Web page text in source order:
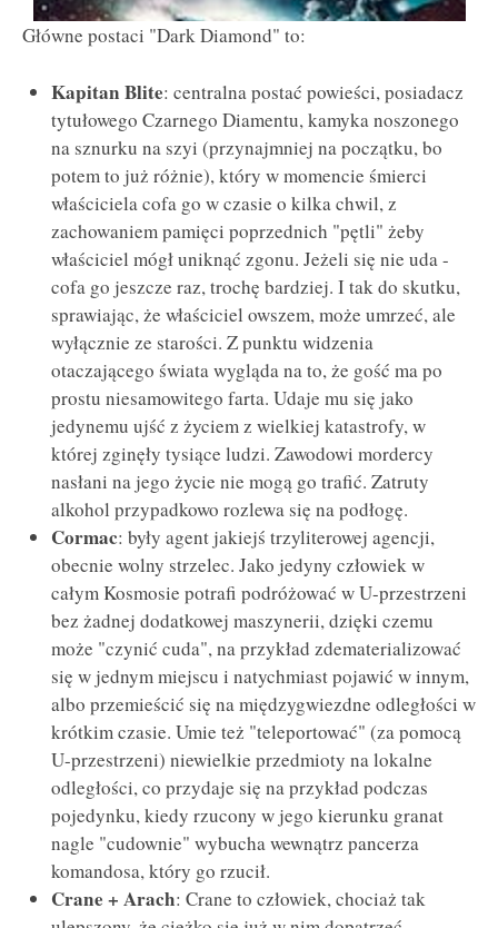
Główne postaci "Dark Diamond" to:
Kapitan Blite: centralna postać powieści, posiadacz
tytułowego Czarnego Diamentu, kamyka noszonego
na sznurku na szyi (przynajmniej na początku, bo
potem to już różnie), który w momencie śmierci
właściciela cofa go w czasie o kilka chwil, z
zachowaniem pamięci poprzednich "pętli" żeby
właściciel mógł uniknąć zgonu. Jeżeli się nie uda -
cofa go jeszcze raz, trochę bardziej. I tak do skutku,
sprawiając, że właściciel owszem, może umrzeć, ale
wyłącznie ze starości. Z punktu widzenia
otaczającego świata wygląda na to, że gość ma po
prostu niesamowitego farta. Udaje mu się jako
jedynemu ujść z życiem z wielkiej katastrofy, w
której zginęły tysiące ludzi. Zawodowi mordercy
nasłani na jego życie nie mogą go trafić. Zatruty
alkohol przypadkowo rozlewa się na podłogę.
Cormac: były agent jakiejś trzyliterowej agencji,
obecnie wolny strzelec. Jako jedyny człowiek w
całym Kosmosie potrafi podróżować w U-przestrzeni
bez żadnej dodatkowej maszynerii, dzięki czemu
może "czynić cuda", na przykład zdematerializować
się w jednym miejscu i natychmiast pojawić w innym,
albo przemieścić się na międzygwiezdne odległości w
krótkim czasie. Umie też "teleportować" (za pomocą
U-przestrzeni) niewielkie przedmioty na lokalne
odległości, co przydaje się na przykład podczas
pojedynku, kiedy rzucony w jego kierunku granat
nagle "cudownie" wybucha wewnątrz pancerza
komandosa, który go rzucił.
Crane + Arach: Crane to człowiek, chociaż tak